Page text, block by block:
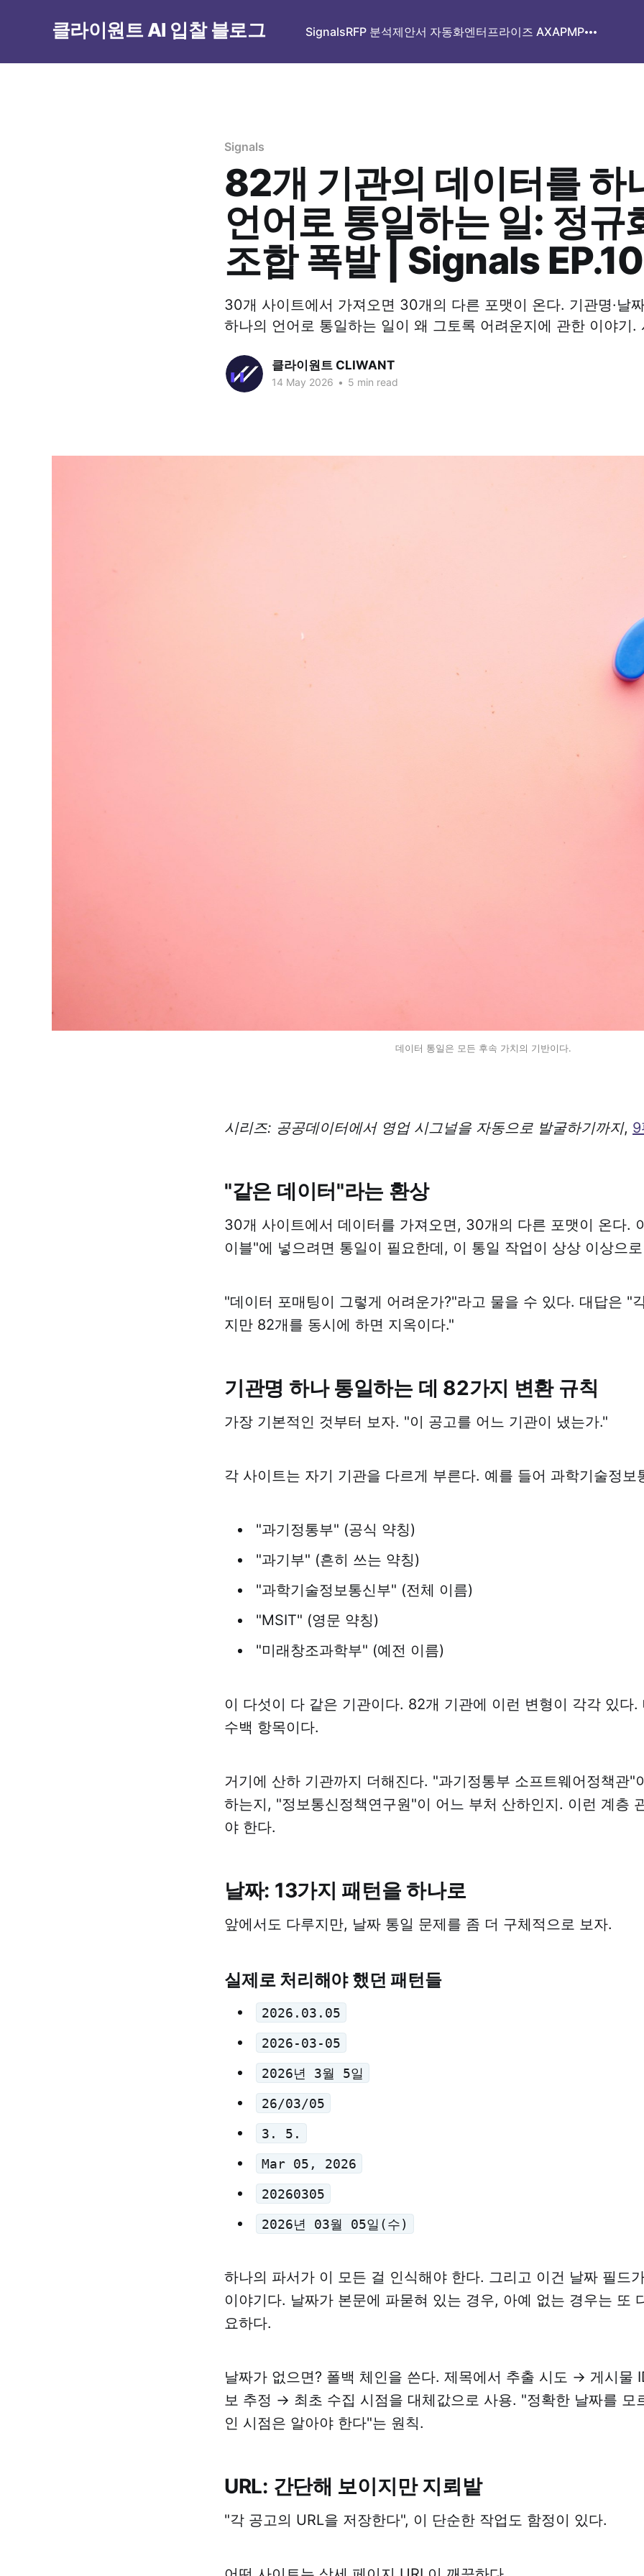
클라이원트 AI 입찰 블로그 SignalsRFP 분석제안서 자동화엔터프라이즈 AXAPMP
Signals
82개 기관의 데이터를 하
언어로 통일하는 일: 정규
조합 폭발 | Signals EP.10
30개 사이트에서 가져오면 30개의 다른 포맷이 온다. 기관명·날짜
하나의 언어로 통일하는 일이 왜 그토록 어려운지에 관한 이야기.
클라이원트 CLIWANT
14 May 2026 • 5 min read
데이터 통일은 모든 후속 가치의 기반이다.
시리즈: 공공데이터에서 영업 시그널을 자동으로 발굴하기까지, 9
"같은 데이터"라는 환상
30개 사이트에서 데이터를 가져오면, 30개의 다른 포맷이 온다.
이블"에 넣으려면 통일이 필요한데, 이 통일 작업이 상상 이상으
"데이터 포매팅이 그렇게 어려운가?"라고 물을 수 있다. 대답은 "
지만 82개를 동시에 하면 지옥이다."
기관명 하나 통일하는 데 82가지 변환 규칙
가장 기본적인 것부터 보자. "이 공고를 어느 기관이 냈는가."
각 사이트는 자기 기관을 다르게 부른다. 예를 들어 과학기술정보
"과기정통부" (공식 약칭)
"과기부" (흔히 쓰는 약칭)
"과학기술정보통신부" (전체 이름)
"MSIT" (영문 약칭)
"미래창조과학부" (예전 이름)
이 다섯이 다 같은 기관이다. 82개 기관에 이런 변형이 각각 있다.
수백 항목이다.
거기에 산하 기관까지 더해진다. "과기정통부 소프트웨어정책관"
하는지, "정보통신정책연구원"이 어느 부처 산하인지. 이런 계층
야 한다.
날짜: 13가지 패턴을 하나로
앞에서도 다루지만, 날짜 통일 문제를 좀 더 구체적으로 보자.
실제로 처리해야 했던 패턴들
2026.03.05
2026-03-05
2026년 3월 5일
26/03/05
3. 5.
Mar 05, 2026
20260305
2026년 03월 05일(수)
하나의 파서가 이 모든 걸 인식해야 한다. 그리고 이건 날짜 필드
이야기다. 날짜가 본문에 파묻혀 있는 경우, 아예 없는 경우는 또
요하다.
날짜가 없으면? 폴백 체인을 쓴다. 제목에서 추출 시도 → 게시물
보 추정 → 최초 수집 시점을 대체값으로 사용. "정확한 날짜를 모
인 시점은 알아야 한다"는 원칙.
URL: 간단해 보이지만 지뢰밭
"각 공고의 URL을 저장한다", 이 단순한 작업도 함정이 있다.